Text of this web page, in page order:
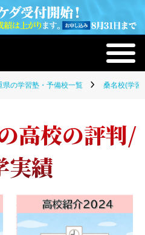
県の学習塾・予備校一覧 桑名校(学習
高校の評判/
実績